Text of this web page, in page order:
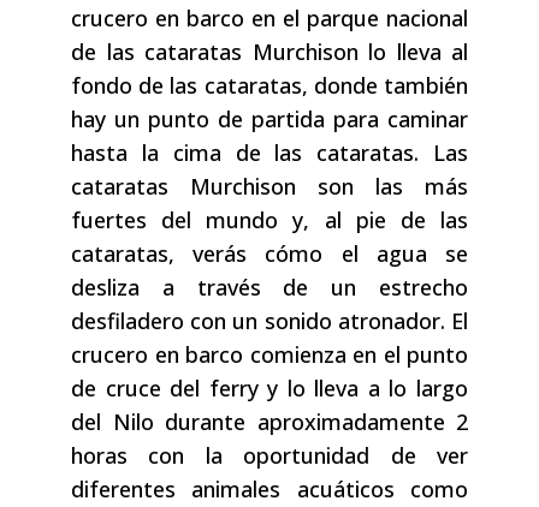
crucero en barco en el parque nacional
de las cataratas Murchison lo lleva al
fondo de las cataratas, donde también
hay un punto de partida para caminar
hasta la cima de las cataratas. Las
cataratas Murchison son las más
fuertes del mundo y, al pie de las
cataratas, verás cómo el agua se
desliza a través de un estrecho
desfiladero con un sonido atronador. El
crucero en barco comienza en el punto
de cruce del ferry y lo lleva a lo largo
del Nilo durante aproximadamente 2
horas con la oportunidad de ver
diferentes animales acuáticos como